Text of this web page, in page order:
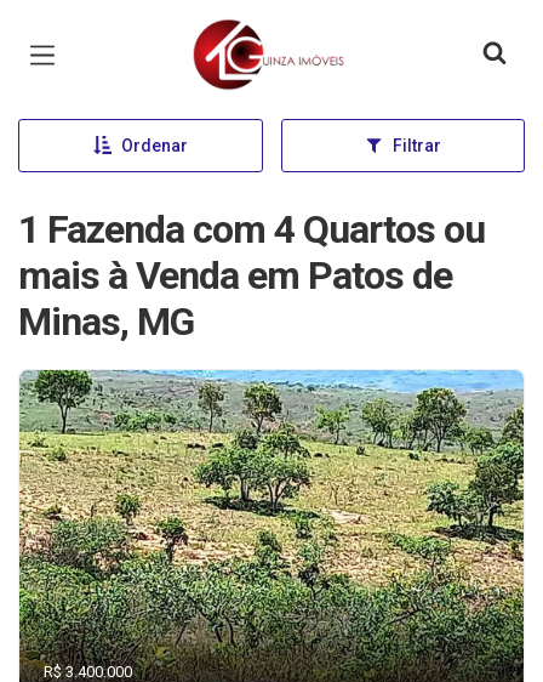
Página inicial
Ordenar Filtrar
1 Fazenda com 4 Quartos ou
mais à Venda em Patos de
Minas, MG
R$ 3.400.000